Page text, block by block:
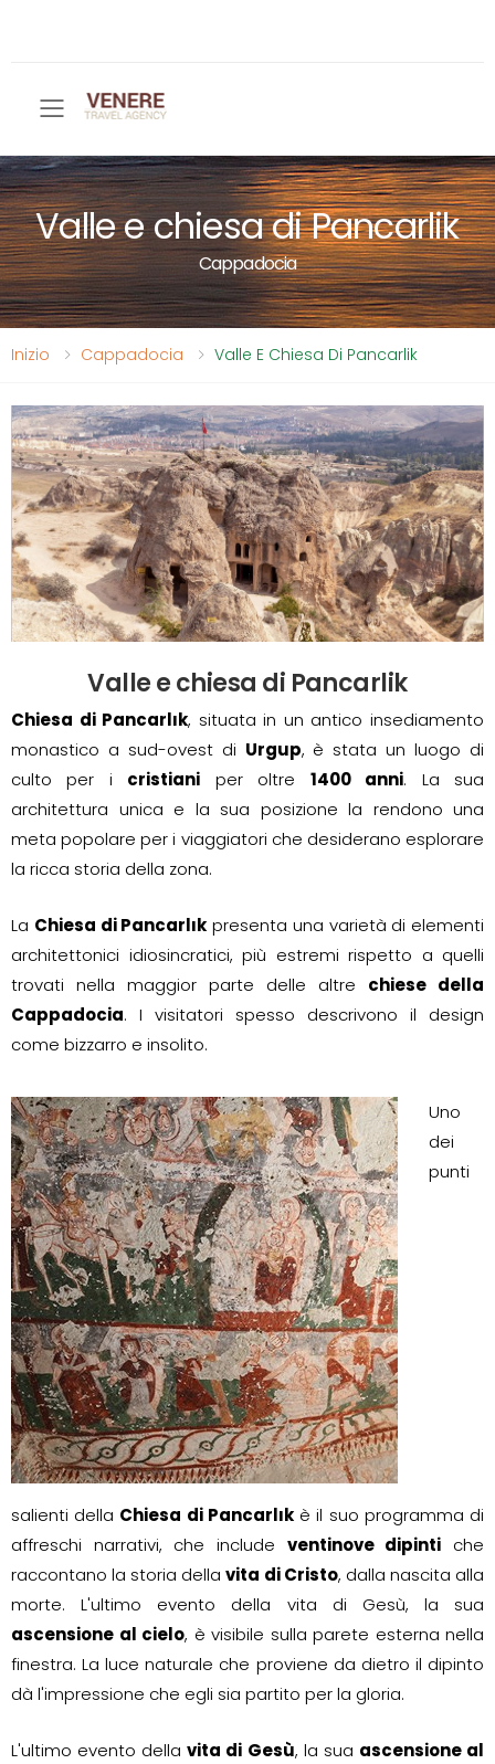
Toggle mobile menu
Valle e chiesa di Pancarlik
Cappadocia
Inizio Cappadocia Valle E Chiesa Di Pancarlik
Valle e chiesa di Pancarlik
Chiesa di Pancarlık, situata in un antico insediamento
monastico a sud-ovest di Urgup, è stata un luogo di
culto per i cristiani per oltre 1400 anni. La sua
architettura unica e la sua posizione la rendono una
meta popolare per i viaggiatori che desiderano esplorare
la ricca storia della zona.
La Chiesa di Pancarlık presenta una varietà di elementi
architettonici idiosincratici, più estremi rispetto a quelli
trovati nella maggior parte delle altre chiese della
Cappadocia. I visitatori spesso descrivono il design
come bizzarro e insolito.
Uno
dei
punti
salienti della Chiesa di Pancarlıkè il suo programma di
affreschi narrativi, che include ventinove dipinti che
raccontano la storia dellavita di Cristo, dalla nascita alla
morte. L'ultimo evento della vita di Gesù, la sua
ascensione al cielo, è visibile sulla parete esterna nella
finestra. La luce naturale che proviene da dietro il dipinto
dà l'impressione che egli sia partito per la gloria.
L'ultimo evento dellavita di Gesù, la sua ascensione al